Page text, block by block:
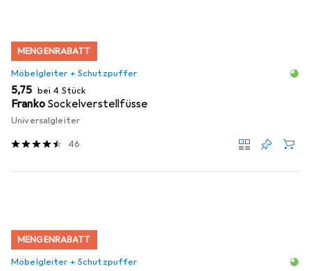
MENGENRABATT
Möbelgleiter + Schutzpuffer
EUR
5,75 bei 4 Stück
Franko Sockelverstellfüsse
Universalgleiter
46
MENGENRABATT
Möbelgleiter + Schutzpuffer